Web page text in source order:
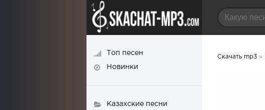
Скачать mp3 »
Топ песен
Новинки
Казахские песни